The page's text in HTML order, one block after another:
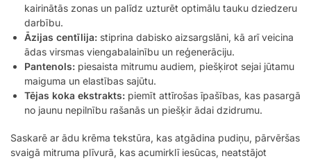
kairinātās zonas un palīdz uzturēt optimālu tauku dziedzeru
darbību.
Āzijas centīlija: stiprina dabisko aizsargslāni, kā arī veicina
ādas virsmas viengabalainību un reģenerāciju.
Pantenols: piesaista mitrumu audiem, piešķirot sejai jūtamu
maiguma un elastības sajūtu.
Tējas koka ekstrakts: piemīt attīrošas īpašības, kas pasargā
no jaunu nepilnību rašanās un piešķir ādai dzidrumu.
Saskarē ar ādu krēma tekstūra, kas atgādina pudiņu, pārvēršas
svaigā mitruma plīvurā, kas acumirklī iesūcas, neatstājot